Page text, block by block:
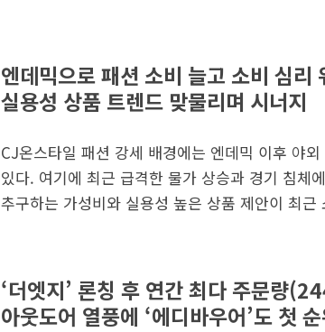
엔데믹으로 패션 소비 늘고 소비 심리
실용성 상품 트렌드 맞물리며 시너지
CJ온스타일 패션 강세 배경에는 엔데믹 이후 야
있다. 여기에 최근 급격한 물가 상승과 경기 침체
추구하는 가성비와 실용성 높은 상품 제안이 최
‘더엣지’ 론칭 후 연간 최다 주문량
아웃도어 열풍에 ‘에디바우어’도 첫